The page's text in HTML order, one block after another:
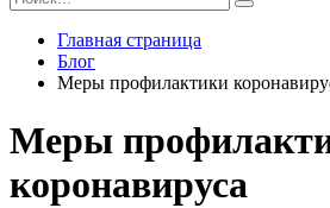
Главная страница
Блог
Меры профилактики
Меры
коронавируса